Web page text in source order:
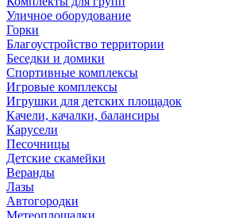
Уличное оборудование
Горки
Благоустройство территории
Беседки и домики
Спортивные комплексы
Игровые комплексы
Игрушки для детских площадок
Качели, качалки, балансиры
Карусели
Песочницы
Детские скамейки
Веранды
Лазы
Автогородки
Метеоплощадки